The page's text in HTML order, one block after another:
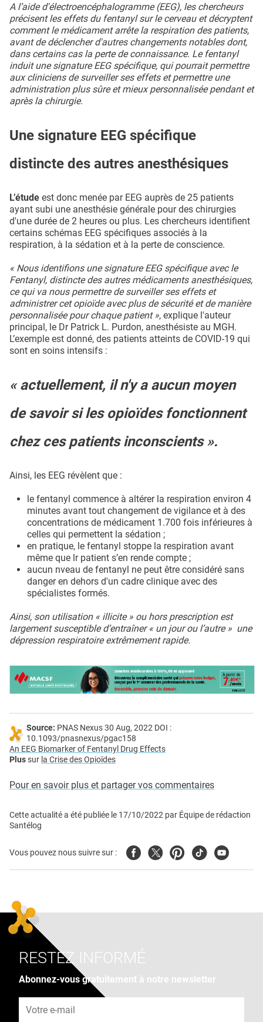
A l’aide d'électroencéphalogramme (EEG), les chercheurs
précisent les effets du fentanyl sur le cerveau et décryptent
comment le médicament arrête la respiration des patients,
avant de déclencher d'autres changements notables dont,
dans certains cas la perte de connaissance. Le fentanyl
induit une signature EEG spécifique, qui pourrait permettre
aux cliniciens de surveiller ses effets et permettre une
administration plus sûre et mieux personnalisée pendant et
après la chirurgie.
Une signature EEG spécifique
distincte des autres anesthésiques
L’étude est donc menée par EEG auprès de 25 patients
ayant subi une anesthésie générale pour des chirurgies
d'une durée de 2 heures ou plus. Les chercheurs identifient
certains schémas EEG spécifiques associés à la
respiration, à la sédation et à la perte de conscience.
« Nous identifions une signature EEG spécifique avec le
Fentanyl, distincte des autres médicaments anesthésiques,
ce qui va nous permettre de surveiller ses effets et
administrer cet opioïde avec plus de sécurité et de manière
personnalisée pour chaque patient », explique l'auteur
principal, le Dr Patrick L. Purdon, anesthésiste au MGH.
L’exemple est donné, des patients atteints de COVID-19 qui
sont en soins intensifs :
« actuellement, il n'y a aucun moyen
de savoir si les opioïdes fonctionnent
chez ces patients inconscients ».
Ainsi, les EEG révèlent que :
le fentanyl commence à altérer la respiration environ 4
minutes avant tout changement de vigilance et à des
concentrations de médicament 1.700 fois inférieures à
celles qui permettent la sédation ;
en pratique, le fentanyl stoppe la respiration avant
même que lr patient s’en rende compte ;
aucun nveau de fentanyl ne peut être considéré sans
danger en dehors d'un cadre clinique avec des
spécialistes formés.
Ainsi, son utilisation « illicite » ou hors prescription est
largement susceptible d’entraîner « un jour ou l’autre » une
dépression respiratoire extrêmement rapide.
Source: PNAS Nexus 30 Aug, 2022 DOI :
10.1093/pnasnexus/pgac158
An EEG Biomarker of Fentanyl Drug Effects
Plussur la Crise des Opioïdes
Pour en savoir plus et partager vos commentaires
Cette actualité a été publiée le 17/10/2022 par Équipe de rédaction
Santélog
Vous pouvez nous suivre sur : FacebookTwitterPinterest
TiktokYoutube
RESTEZ INFORMÉ
Abonnez-vous gratuitement à notre newsletter